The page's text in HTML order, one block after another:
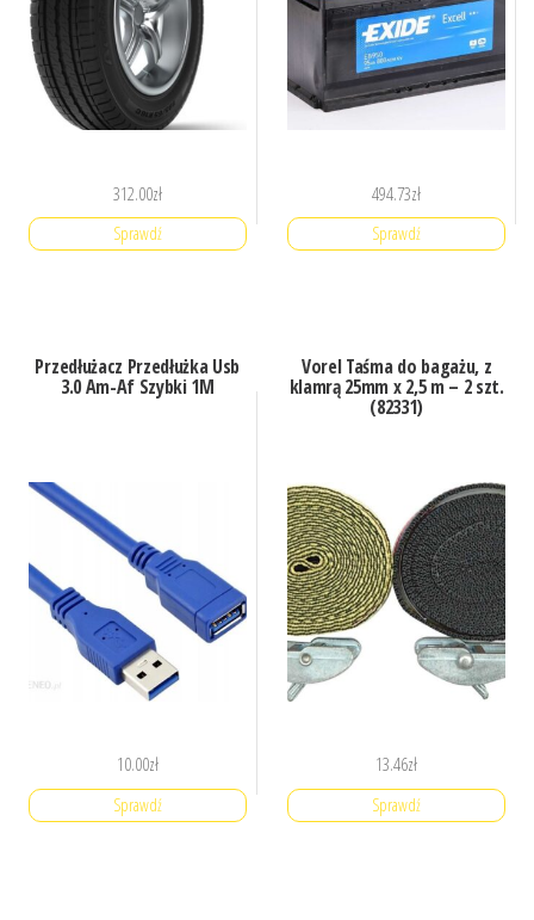
312.00zł
Sprawdź
494.73zł
Sprawdź
Przedłużacz Przedłużka Usb
3.0 Am-Af Szybki 1M
10.00zł
Sprawdź
Vorel Taśma do bagażu, z
klamrą 25mm x 2,5 m – 2 szt.
(82331)
13.46zł
Sprawdź